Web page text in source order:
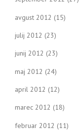
avgust 2012 (15)
julij 2012 (23)
junij 2012 (23)
maj 2012 (24)
april 2012 (12)
marec 2012 (18)
februar 2012 (11)